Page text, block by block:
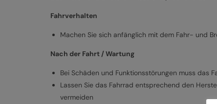
Fahrverhalten
Machen Sie sich anfänglich mit dem Fahr- und
Nach der Fahrt / Wartung
Bei Schäden und Funktionsstörungen muss
Lassen Sie das Fahrrad entsprechend den
vermeiden